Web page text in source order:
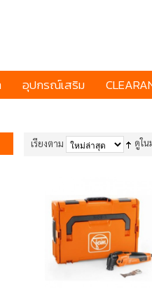
อุปกรณ์เสริม
เรียงตาม ดูใน